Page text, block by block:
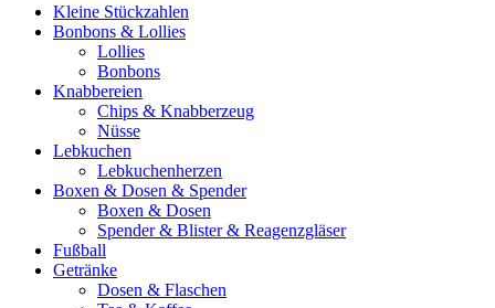
Kleine Stückzahlen
Bonbons & Lollies
Lollies
Bonbons
Knabbereien
Chips & Knabberzeug
Nüsse
Lebkuchen
Lebkuchenherzen
Boxen & Dosen & Spender
Boxen & Dosen
Spender & Blister & Reagenzgläser
Fußball
Getränke
Dosen & Flaschen